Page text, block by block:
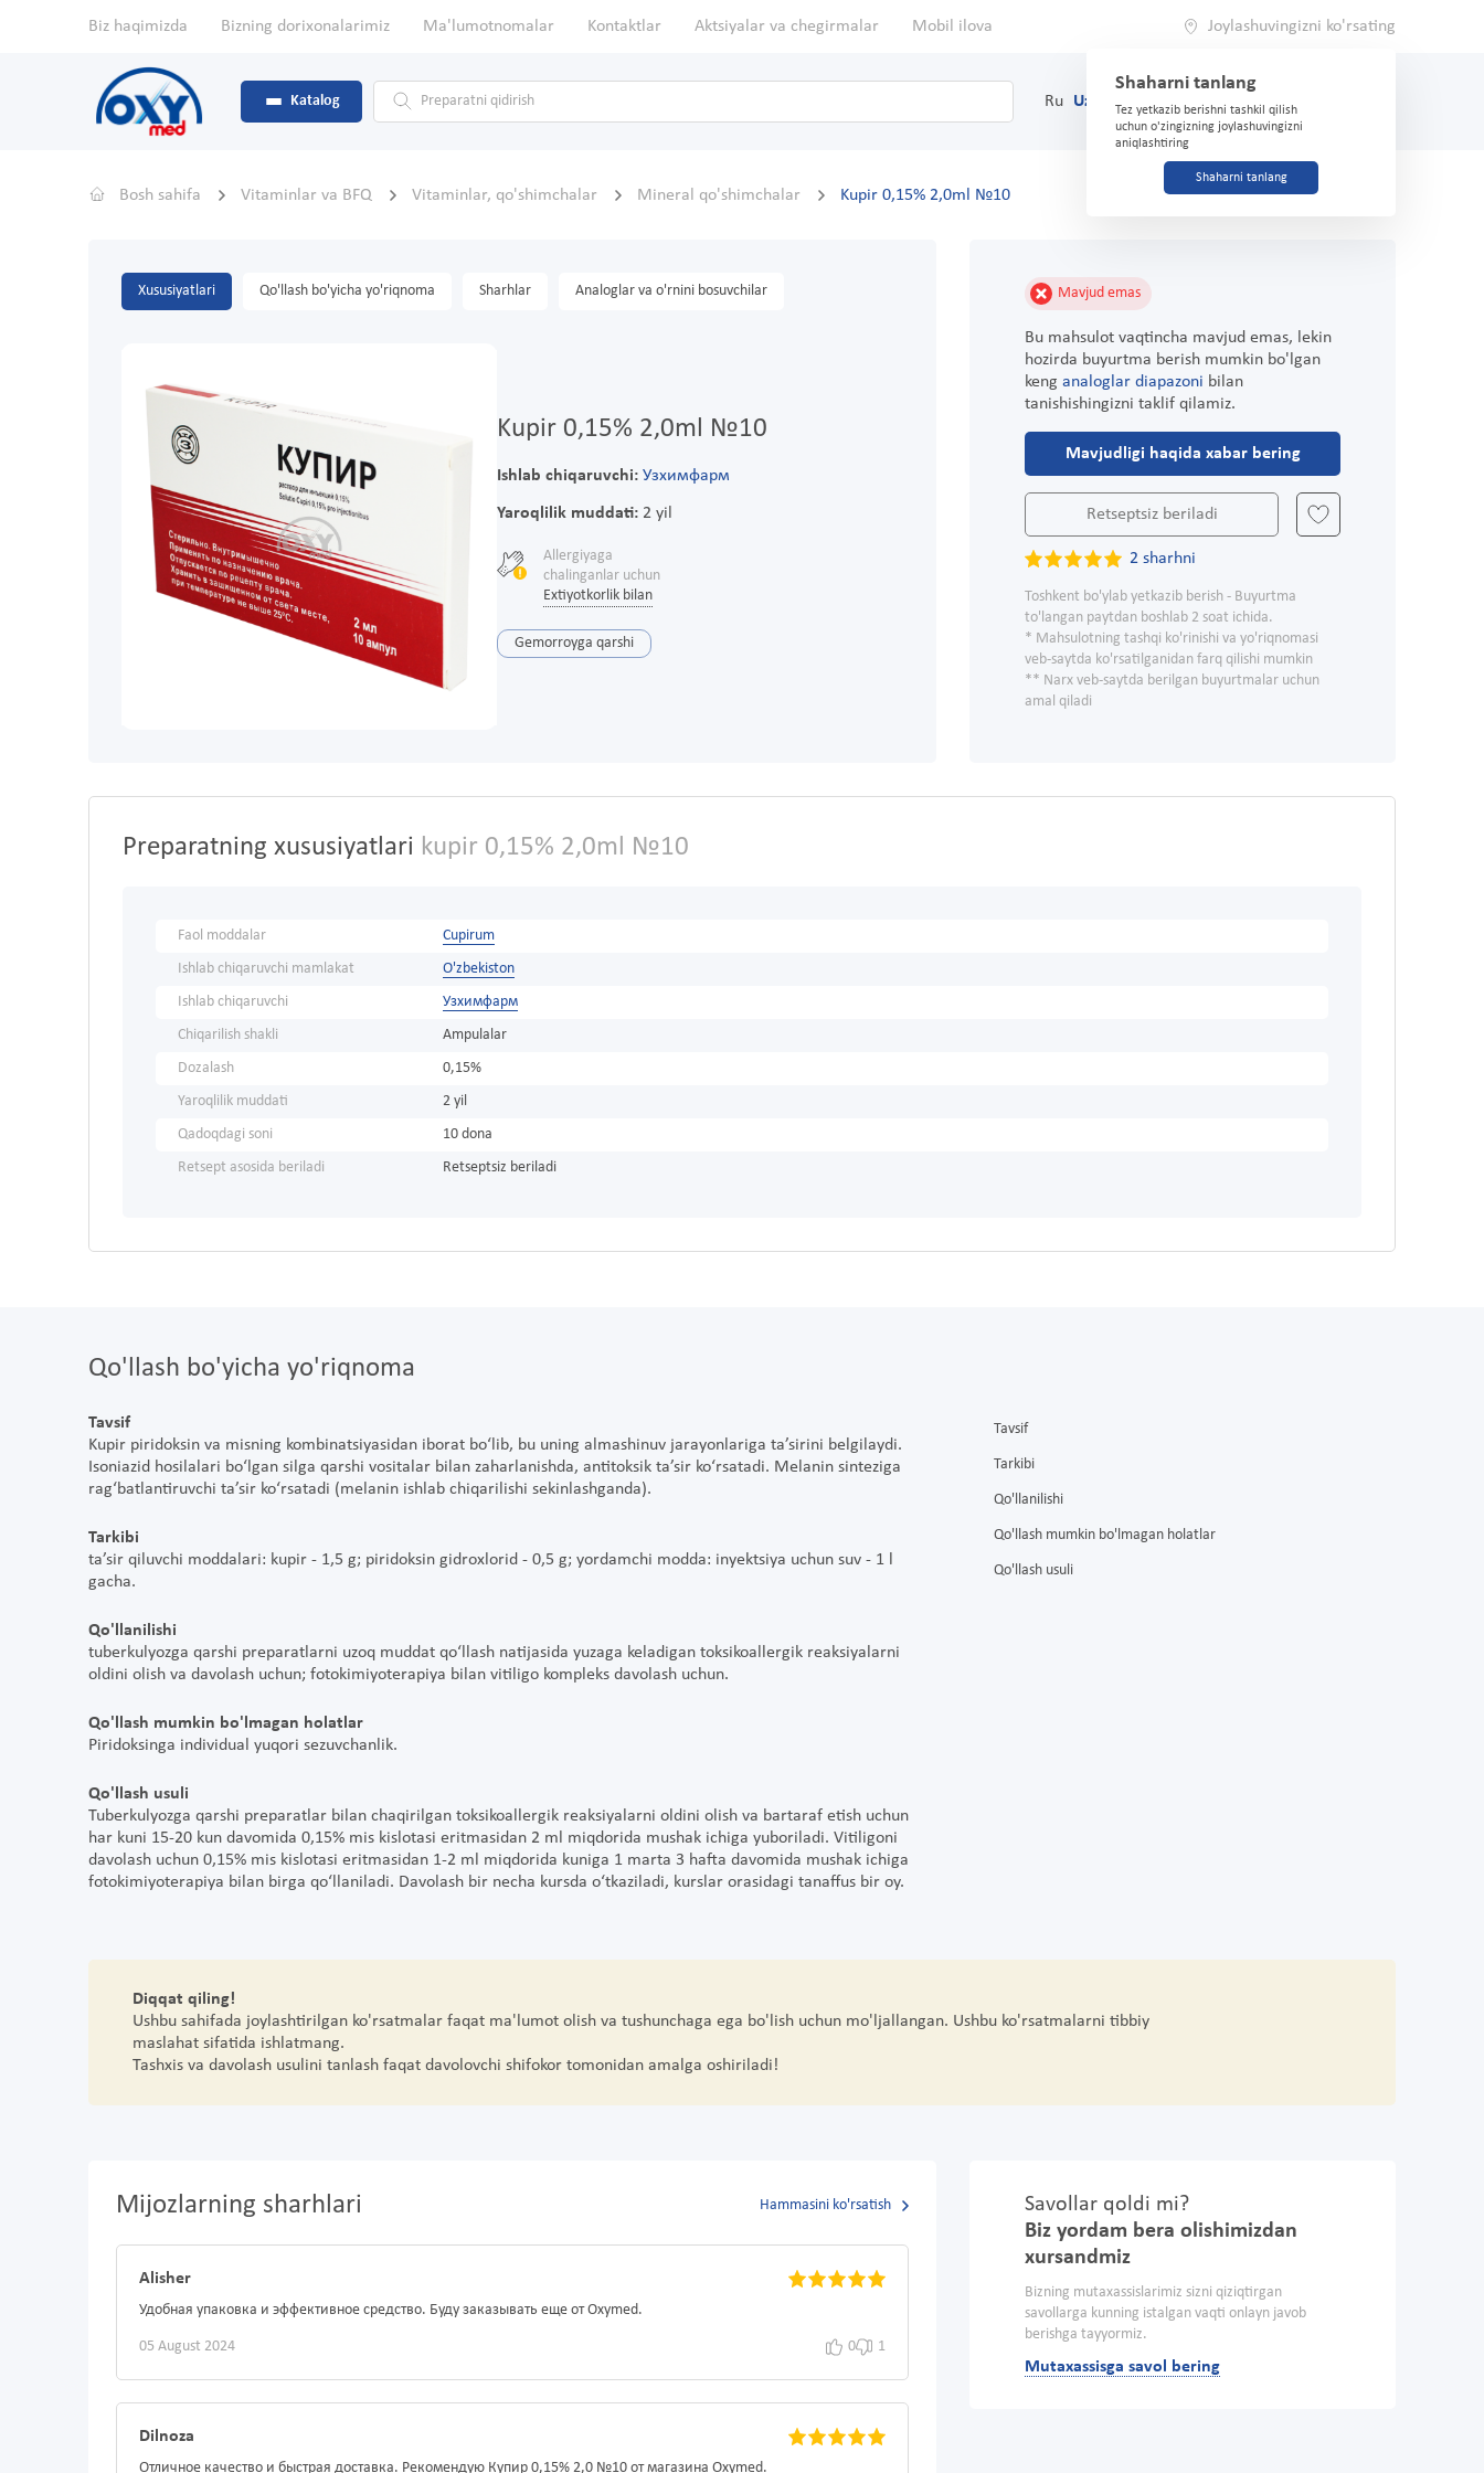
Biz haqimizda Bizning dorixonalarimiz Ma'lumotnomalar Kontaktlar Aktsiyalar va chegirmalar Mobil ilova Joylashuvingizni ko'rsating
Shaharni tanlang
Tez yetkazib berishni tashkil qilish
uchun o'zingizning joylashuvingizni
aniqlashtiring
Shaharni tanlang
Katalog Ru Uz (71) 200-03-03
Bosh sahifa Vitaminlar va BFQ Vitaminlar, qo'shimchalar Mineral qo'shimchalar Kupir 0,15% 2,0ml №10
Xususiyatlari Qo'llash bo'yicha yo'riqnoma Sharhlar Analoglar va o'rnini bosuvchilar
Kupir 0,15% 2,0ml №10
Ishlab chiqaruvchi: Узхимфарм
Yaroqlilik muddati:2 yil
Allergiyaga
chalinganlar uchun
Extiyotkorlik bilan
Gemorroyga qarshi
Mavjud emas
Bu mahsulot vaqtincha mavjud emas, lekin
hozirda buyurtma berish mumkin bo'lgan
keng analoglar diapazoni bilan
tanishishingizni taklif qilamiz.
Mavjudligi haqida xabar bering
Retseptsiz beriladi
2 sharhni
Toshkent bo'ylab yetkazib berish - Buyurtma
to'langan paytdan boshlab 2 soat ichida.
* Mahsulotning tashqi ko'rinishi va yo'riqnomasi
veb-saytda ko'rsatilganidan farq qilishi mumkin
** Narx veb-saytda berilgan buyurtmalar uchun
amal qiladi
Preparatning xususiyatlari kupir 0,15% 2,0ml №10
Faol moddalar
Cupirum
Ishlab chiqaruvchi mamlakat
O'zbekiston
Ishlab chiqaruvchi
Узхимфарм
Chiqarilish shakli
Ampulalar
Dozalash
0,15%
Yaroqlilik muddati
2 yil
Qadoqdagi soni
10 dona
Retsept asosida beriladi
Retseptsiz beriladi
Qo'llash bo'yicha yo'riqnoma
Tavsif
Kupir piridoksin va misning kombinatsiyasidan iborat bo‘lib, bu uning almashinuv jarayonlariga ta’sirini belgilaydi.
Isoniazid hosilalari bo‘lgan silga qarshi vositalar bilan zaharlanishda, antitoksik ta’sir ko‘rsatadi. Melanin sinteziga
rag‘batlantiruvchi ta’sir ko‘rsatadi (melanin ishlab chiqarilishi sekinlashganda).
Tarkibi
ta’sir qiluvchi moddalari: kupir - 1,5 g; piridoksin gidroxlorid - 0,5 g; yordamchi modda: inyektsiya uchun suv - 1 l
gacha.
Qo'llanilishi
tuberkulyozga qarshi preparatlarni uzoq muddat qo‘llash natijasida yuzaga keladigan toksikoallergik reaksiyalarni
oldini olish va davolash uchun; fotokimiyoterapiya bilan vitiligo kompleks davolash uchun.
Qo'llash mumkin bo'lmagan holatlar
Piridoksinga individual yuqori sezuvchanlik.
Qo'llash usuli
Tuberkulyozga qarshi preparatlar bilan chaqirilgan toksikoallergik reaksiyalarni oldini olish va bartaraf etish uchun
har kuni 15-20 kun davomida 0,15% mis kislotasi eritmasidan 2 ml miqdorida mushak ichiga yuboriladi. Vitiligoni
davolash uchun 0,15% mis kislotasi eritmasidan 1-2 ml miqdorida kuniga 1 marta 3 hafta davomida mushak ichiga
fotokimiyoterapiya bilan birga qo‘llaniladi. Davolash bir necha kursda o‘tkaziladi, kurslar orasidagi tanaffus bir oy.
Tavsif
Tarkibi
Qo'llanilishi
Qo'llash mumkin bo'lmagan holatlar
Qo'llash usuli
Diqqat qiling!
Ushbu sahifada joylashtirilgan ko'rsatmalar faqat ma'lumot olish va tushunchaga ega bo'lish uchun mo'ljallangan. Ushbu ko'rsatmalarni tibbiy
maslahat sifatida ishlatmang.
Tashxis va davolash usulini tanlash faqat davolovchi shifokor tomonidan amalga oshiriladi!
Mijozlarning sharhlari Hammasini ko'rsatish
Alisher
Удобная упаковка и эффективное средство. Буду заказывать еще от Oxymed.
05 August 2024 0 1
Dilnoza
Отличное качество и быстрая доставка. Рекомендую Купир 0,15% 2,0 №10 от магазина Oxymed.
Savollar qoldi mi?
Biz yordam bera olishimizdan
xursandmiz
Bizning mutaxassislarimiz sizni qiziqtirgan
savollarga kunning istalgan vaqti onlayn javob
berishga tayyormiz.
Mutaxassisga savol bering